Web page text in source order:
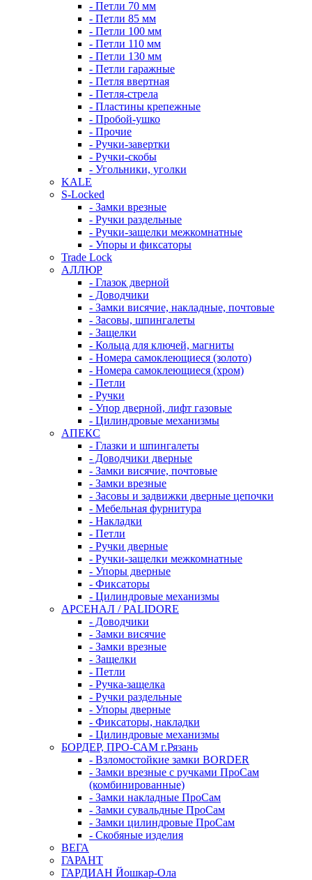
- Петли 70 мм
- Петли 85 мм
- Петли 100 мм
- Петли 110 мм
- Петли 130 мм
- Петли гаражные
- Петля ввертная
- Петля-стрела
- Пластины крепежные
- Пробой-ушко
- Прочие
- Ручки-завертки
- Ручки-скобы
- Угольники, уголки
KALE
S-Locked
- Замки врезные
- Ручки раздельные
- Ручки-защелки межкомнатные
- Упоры и фиксаторы
Trade Lock
АЛЛЮР
- Глазок дверной
- Доводчики
- Замки висячие, накладные, почтовые
- Засовы, шпингалеты
- Защелки
- Кольца для ключей, магниты
- Номера самоклеющиеся (золото)
- Номера самоклеющиеся (хром)
- Петли
- Ручки
- Упор дверной, лифт газовые
- Цилиндровые механизмы
АПЕКС
- Глазки и шпингалеты
- Доводчики дверные
- Замки висячие, почтовые
- Замки врезные
- Засовы и задвижки дверные цепочки
- Мебельная фурнитура
- Накладки
- Петли
- Ручки дверные
- Ручки-защелки межкомнатные
- Упоры дверные
- Фиксаторы
- Цилиндровые механизмы
АРСЕНАЛ / PALIDORE
- Доводчики
- Замки висячие
- Замки врезные
- Защелки
- Петли
- Ручка-защелка
- Ручки раздельные
- Упоры дверные
- Фиксаторы, накладки
- Цилиндровые механизмы
БОРДЕР, ПРО-САМ г.Рязань
- Взломостойкие замки BORDER
- Замки врезные с ручками ПроСам
(комбинированные)
- Замки накладные ПроСам
- Замки сувальдные ПроСам
- Замки цилиндровые ПроСам
- Скобяные изделия
ВЕГА
ГАРАНТ
ГАРДИАН Йошкар-Ола